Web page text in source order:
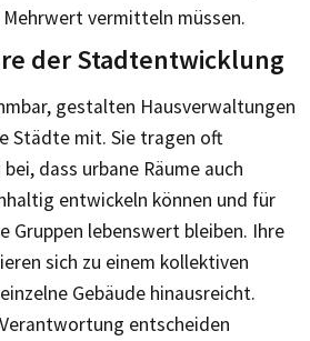
vermitteln müssen.
der Stadtentwicklung
gestalten Hausverwaltungen
Städte mit. Sie tragen oft
dass urbane Räume auch
entwickeln können und für
Gruppen lebenswert bleiben. Ihre
sich zu einem kollektiven
Gebäude hinausreicht.
entscheiden